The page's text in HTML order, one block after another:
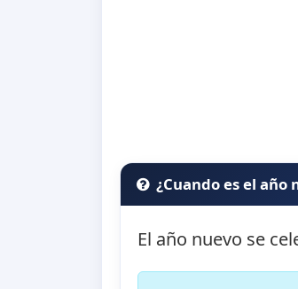
¿Cuando es el año
El año nuevo se